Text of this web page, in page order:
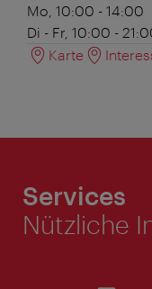
Mo, 10:00 - 14:00
Di - Fr, 10:00 -
Karte
Services
Nützliche